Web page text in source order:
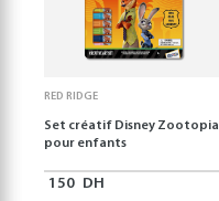
RED RIDGE
Set créatif Disney Zootopia
pour enfants
150 DH